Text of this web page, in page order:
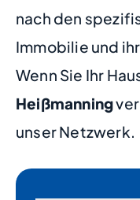
nach den
Immobilie und
Wenn Sie Ihr
Heißmanning
unser Netzwerk.